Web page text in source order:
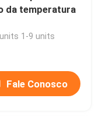
da temperatura
1-9 units
Fale Conosco